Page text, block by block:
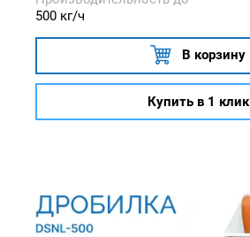
500 кг/ч
В корзину
Купить в 1 клик